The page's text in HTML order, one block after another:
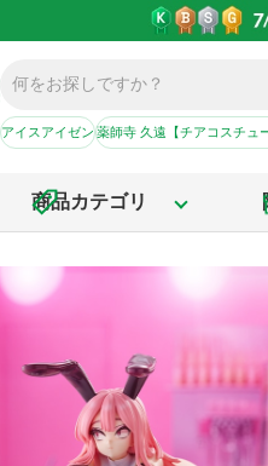
アイスアイゼン薬師寺 久遠【チアコスチュ
商品カテゴリ